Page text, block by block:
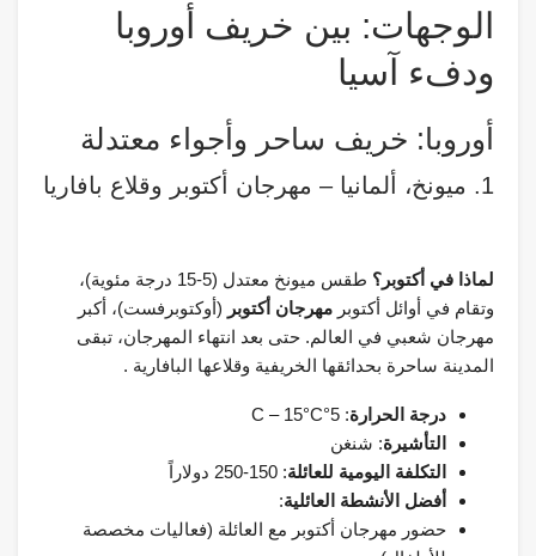
الوجهات: بين خريف أوروبا
ودفء آسيا
أوروبا: خريف ساحر وأجواء معتدلة
1. ميونخ، ألمانيا – مهرجان أكتوبر وقلاع بافاريا
لماذا في أكتوبر؟
طقس ميونخ معتدل (5-15 درجة مئوية)،
وتقام في أوائل أكتوبر مهرجان أكتوبر (أوكتوبرفست)، أكبر
مهرجان شعبي في العالم. حتى بعد انتهاء المهرجان، تبقى
المدينة ساحرة بحدائقها الخريفية وقلاعها البافارية .
درجة الحرارة: 5°C – 15°C
التأشيرة: شنغن
التكلفة اليومية للعائلة: 150-250 دولاراً
أفضل الأنشطة العائلية:
حضور مهرجان أكتوبر مع العائلة (فعاليات مخصصة